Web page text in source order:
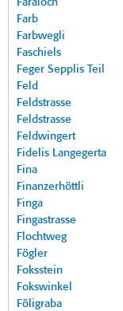
Faraloch
Farb
Farbwegli
Faschiels
Feger Sepplis Teil
Feld
Feldstrasse
Feldstrasse
Feldwingert
Fidelis Langegerta
Fina
Finanzerhöttli
Finga
Fingastrasse
Flochtweg
Fögler
Foksstein
Fokswinkel
Föligraba